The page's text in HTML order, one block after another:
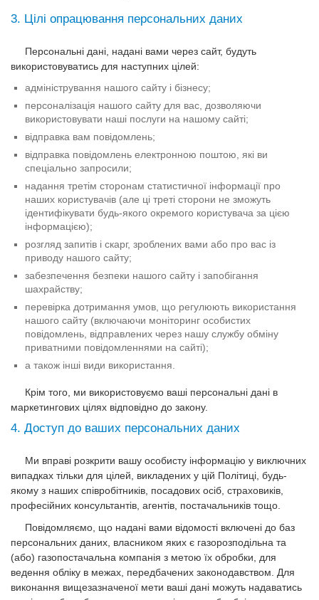
3. Цілі опрацювання персональних даних
Персональні дані, надані вами через сайт, будуть
використовуватись для наступних цілей:
адміністрування нашого сайту і бізнесу;
персоналізація нашого сайту для вас, дозволяючи
використовувати наші послуги на нашому сайті;
відправка вам повідомлень;
відправка повідомлень електронною поштою, які ви
спеціально запросили;
надання третім сторонам статистичної інформації про
наших користувачів (але ці треті сторони не зможуть
ідентифікувати будь-якого окремого користувача за цією
інформацією);
розгляд запитів і скарг, зроблених вами або про вас із
приводу нашого сайту;
забезпечення безпеки нашого сайту і запобігання
шахрайству;
перевірка дотримання умов, що регулюють використання
нашого сайту (включаючи моніторинг особистих
повідомлень, відправлених через нашу службу обміну
приватними повідомленнями на сайті);
а також інші види використання.
Крім того, ми використовуємо ваші персональні дані в
маркетингових цілях відповідно до закону.
4. Доступ до ваших персональних даних
Ми вправі розкрити вашу особисту інформацію у виключних
випадках тільки для цілей, викладених у цій Політиці, будь-
якому з наших співробітників, посадових осіб, страховиків,
професійних консультантів, агентів, постачальників тощо.
Повідомляємо, що надані вами відомості включені до баз
персональних даних, власником яких є газорозподільна та
(або) газопостачальна компанія з метою їх обробки, для
ведення обліку в межах, передбачених законодавством. Для
виконання вищезазначеної мети ваші дані можуть надаватись